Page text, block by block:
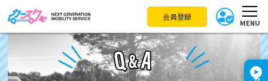
会員登録
MENU